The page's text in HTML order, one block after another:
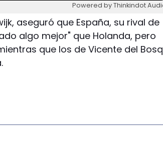
Powered by Thinkindot
aseguró que España, su rival de
algo mejor" que Holanda, pero
que los de Vicente del